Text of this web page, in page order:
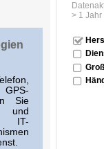
Sie
und
IT-
> 1 Jahr